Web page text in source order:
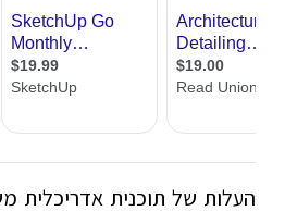
העלות של תוכנית אדריכלית